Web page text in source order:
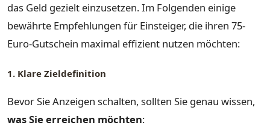
das Geld gezielt einzusetzen. Im Folgenden einige
bewährte Empfehlungen für Einsteiger, die ihren 75-
Euro-Gutschein maximal effizient nutzen möchten:
1. Klare Zieldefinition
Bevor Sie Anzeigen schalten, sollten Sie genau wissen,
was Sie erreichen möchten: